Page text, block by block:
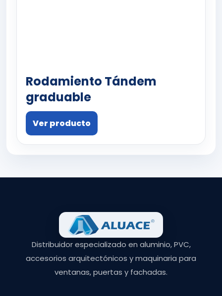
Rodamiento Tándem
graduable
Ver producto
Distribuidor especializado en aluminio, PVC,
accesorios arquitectónicos y maquinaria para
ventanas, puertas y fachadas.